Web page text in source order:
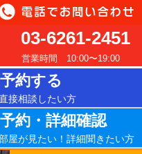
03-6261-2451
営業時間 10:00〜19:00
約する
接相談したい方
約・詳細確認
屋が見たい！詳細聞きたい方